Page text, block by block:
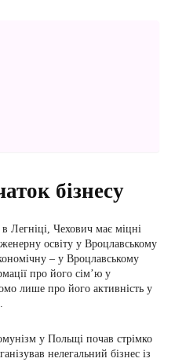
бізнесу
Легніці, Чехович має міцні
освіту у Вроцлавському
– у Вроцлавському
про його сім’ю у
лише про його активність у
у Польщі почав стрімко
нелегальний бізнес із